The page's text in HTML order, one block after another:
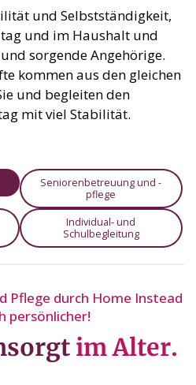
und Selbstständigkeit,
und im Haushalt und
sorgende Angehörige.
kommen aus den gleichen
und begleiten den
mit viel Stabilität.
Seniorenbetreuung und -
pflege
Individual- und
Schulbegleitung
Pflege durch Home Instead
persönlicher!
im Alter.